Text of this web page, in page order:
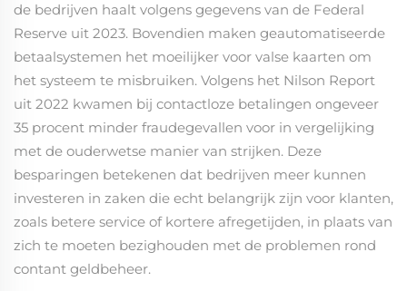
de bedrijven haalt volgens gegevens van de Federal
Reserve uit 2023. Bovendien maken geautomatiseerde
betaalsystemen het moeilijker voor valse kaarten om
het systeem te misbruiken. Volgens het Nilson Report
uit 2022 kwamen bij contactloze betalingen ongeveer
35 procent minder fraudegevallen voor in vergelijking
met de ouderwetse manier van strijken. Deze
besparingen betekenen dat bedrijven meer kunnen
investeren in zaken die echt belangrijk zijn voor klanten,
zoals betere service of kortere afregetijden, in plaats van
zich te moeten bezighouden met de problemen rond
contant geldbeheer.